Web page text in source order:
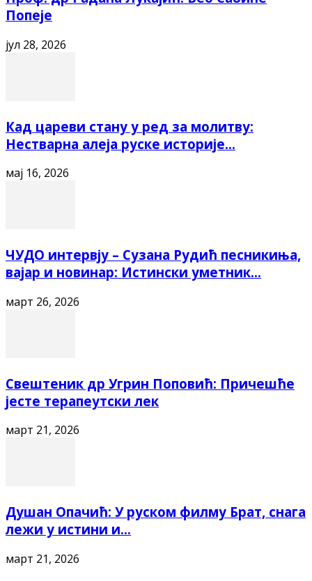
Попеје
јул 28, 2026
Кад цареви стану у ред за молитву:
Нестварна алеја руске историје...
мај 16, 2026
ЧУДО интервју – Сузана Рудић песникиња,
вајар и новинар: Истински уметник...
март 26, 2026
Свештеник др Угрин Поповић: Причешће
јесте терапеутски лек
март 21, 2026
Душан Опачић: У руском филму Брат, снага
лежи у истини и...
март 21, 2026